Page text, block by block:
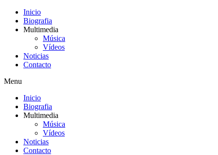
Inicio
Biografia
Multimedia
Música
Vídeos
Noticias
Contacto
Menu
Inicio
Biografia
Multimedia
Música
Vídeos
Noticias
Contacto